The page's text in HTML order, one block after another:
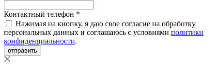
Контактный телефон *
Нажимая на кнопку, я даю свое согласие на обработку
персональных данных и соглашаюсь с условиями политики
конфиденциальности.
отправить